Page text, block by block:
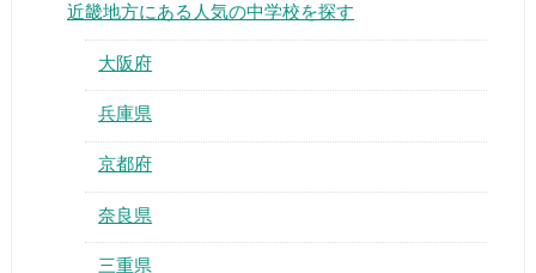
近畿地方にある人気の中学校を探す
大阪府
兵庫県
京都府
奈良県
三重県